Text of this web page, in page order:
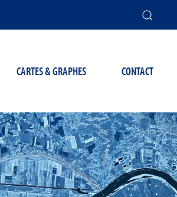
CARTES & GRAPHES CONTACT